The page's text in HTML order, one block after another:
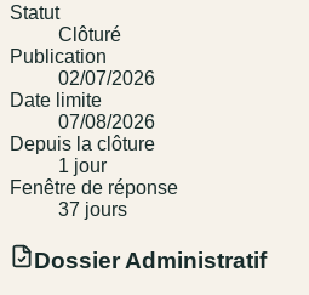
Statut
Clôturé
Publication
02/07/2026
Date limite
07/08/2026
Depuis la clôture
1 jour
Fenêtre de réponse
37 jours
Dossier Administratif